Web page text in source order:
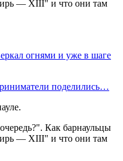
огнями и уже в шаге
поделились…